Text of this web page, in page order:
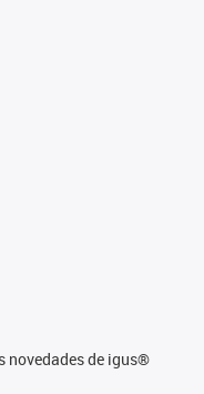
novedades de igus®